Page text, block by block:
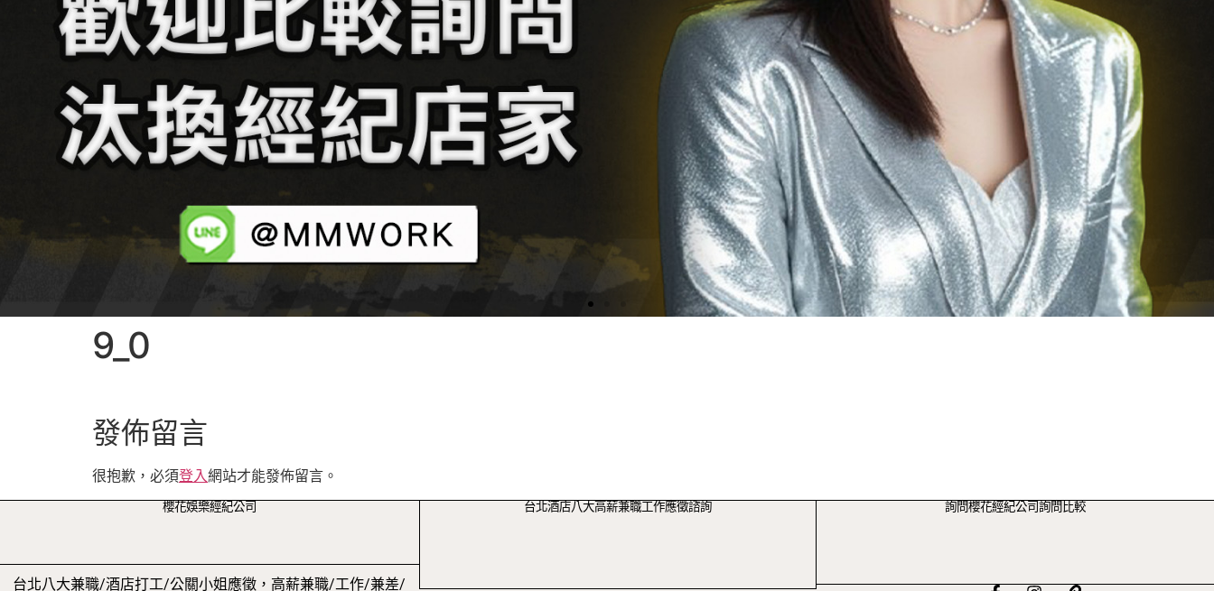
9_0
發佈留言
很抱歉，必須登入網站才能發佈留言。
櫻花娛樂經紀公司
台北八大兼職/酒店打工/公關小姐應徵，高薪兼職/工作/兼差/
台北酒店八大高薪兼職工作應徵諮詢 詢問櫻花經紀公司詢問比較